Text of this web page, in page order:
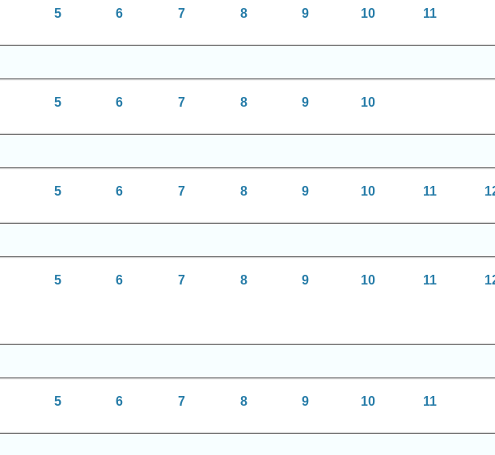
5 6 7 8 9 10 11
5 6 7 8 9 10
5 6 7 8 9 10 11
5 6 7 8 9 10 11
5 6 7 8 9 10 11